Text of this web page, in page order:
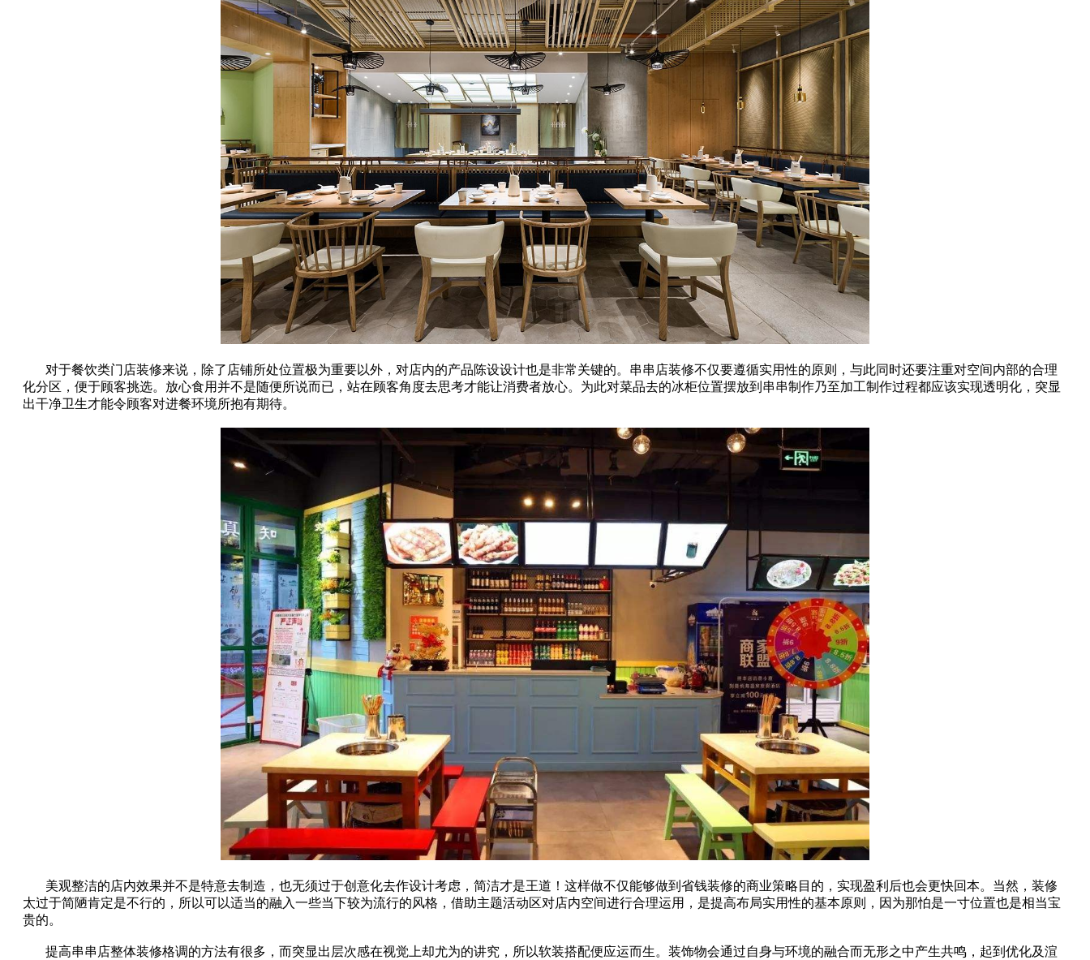
对于餐饮类门店装修来说，除了店铺所处位置极为重要以外，对店内的产品陈设设计也是非常关键的。串串店装修不仅要遵循实用性的原则，与此同时还要注重对空间内部的合理
化分区，便于顾客挑选。放心食用并不是随便所说而已，站在顾客角度去思考才能让消费者放心。为此对菜品去的冰柜位置摆放到串串制作乃至加工制作过程都应该实现透明化，突显
出干净卫生才能令顾客对进餐环境所抱有期待。
美观整洁的店内效果并不是特意去制造，也无须过于创意化去作设计考虑，简洁才是王道！这样做不仅能够做到省钱装修的商业策略目的，实现盈利后也会更快回本。当然，装修
太过于简陋肯定是不行的，所以可以适当的融入一些当下较为流行的风格，借助主题活动区对店内空间进行合理运用，是提高布局实用性的基本原则，因为那怕是一寸位置也是相当宝
贵的。
提高串串店整体装修格调的方法有很多，而突显出层次感在视觉上却尤为的讲究，所以软装搭配便应运而生。装饰物会通过自身与环境的融合而无形之中产生共鸣，起到优化及渲